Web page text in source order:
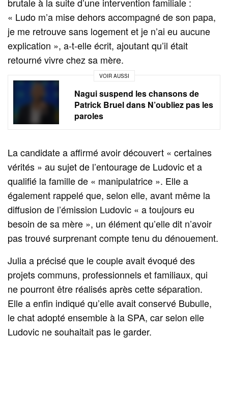
« Ludo m’a mise dehors accompagné de son papa,
je me retrouve sans logement et je n’ai eu aucune
explication », a-t-elle écrit, ajoutant qu’il était
retourné vivre chez sa mère.
VOIR AUSSI
Nagui suspend les chansons de
Patrick Bruel dans N’oubliez pas les
paroles
La candidate a affirmé avoir découvert « certaines
vérités » au sujet de l’entourage de Ludovic et a
qualifié la famille de « manipulatrice ». Elle a
également rappelé que, selon elle, avant même la
diffusion de l’émission Ludovic « a toujours eu
besoin de sa mère », un élément qu’elle dit n’avoir
pas trouvé surprenant compte tenu du dénouement.
Julia a précisé que le couple avait évoqué des
projets communs, professionnels et familiaux, qui
ne pourront être réalisés après cette séparation.
Elle a enfin indiqué qu’elle avait conservé Bubulle,
le chat adopté ensemble à la SPA, car selon elle
Ludovic ne souhaitait pas le garder.